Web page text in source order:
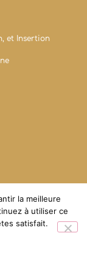
et Insertion
vie
- 1,
la meilleure
à utiliser ce
satisfait.